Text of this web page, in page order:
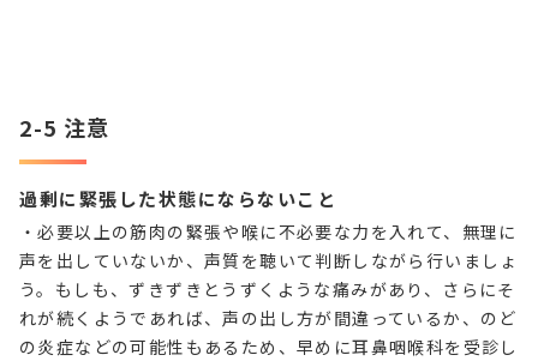
2-5 注意
過剰に緊張した状態にならないこと
・必要以上の筋肉の緊張や喉に不必要な力を入れて、無理に
声を出していないか、声質を聴いて判断しながら行いましょ
う。もしも、ずきずきとうずくような痛みがあり、さらにそ
れが続くようであれば、声の出し方が間違っているか、のど
の炎症などの可能性もあるため、早めに耳鼻咽喉科を受診し